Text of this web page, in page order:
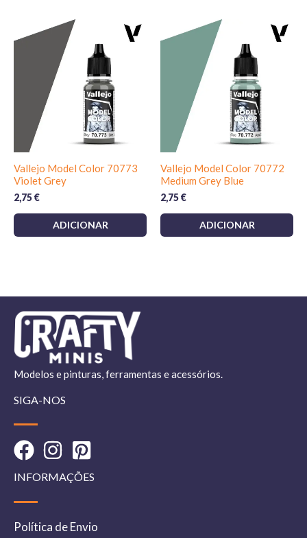
Vallejo Model Color 70773
Violet Grey
2,75€
ADICIONAR
Vallejo Model Color 70772
Medium Grey Blue
2,75€
ADICIONAR
Modelos e pinturas, ferramentas e acessórios.
SIGA-NOS
INFORMAÇÕES
Política de Envio